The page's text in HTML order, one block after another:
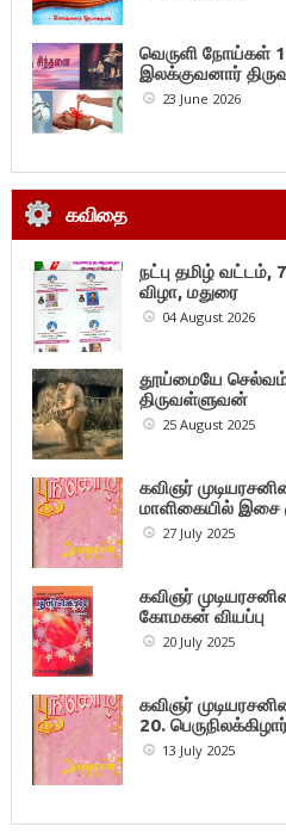
வெருளி நோய்கள்
இலக்குவனார்
23 June 2026
கவிதை
நட்பு தமிழ்
விழா, மதுரை
04 August 2026
தூய்மையே
திருவள்ளுவன்
25 August 2025
கவிஞர்
மாளிகையில் இசை
27 July 2025
கவிஞர்
கோமகன் வியப்பு
20 July 2025
கவிஞர்
20.
13 July 2025